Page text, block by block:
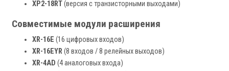
XP2-18RT(версия с транзисторными выходами)
Совместимые модули расширения
XR-16E (16 цифровых входов)
XR-16EYR (8 входов / 8 релейных выходов)
XR-4AD (4 аналоговых входа)